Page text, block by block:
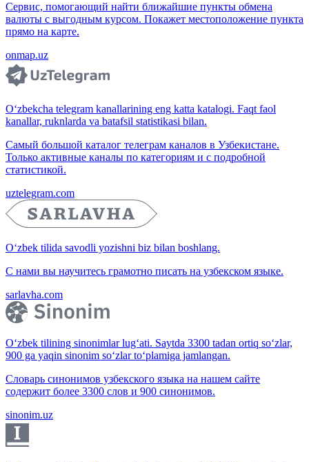
Сервис, помогающий найти ближайшие пункты обмена
валюты с выгодным курсом. Покажет местоположение пункта
прямо на карте.
onmap.uz
O‘zbekcha telegram kanallarining eng katta katalogi. Faqt faol
kanallar, ruknlarda va batafsil statistikasi bilan.
Самый большой каталог телеграм каналов в Узбекистане.
Только активные каналы по категориям и с подробной
статистикой.
uztelegram.com
O‘zbek tilida savodli yozishni biz bilan boshlang.
С нами вы научитесь грамотно писать на узбекском языке.
sarlavha.com
O‘zbek tilining sinonimlar lug‘ati. Saytda 3300 tadan ortiq so‘zlar,
900 ga yaqin sinonim so‘zlar to‘plamiga jamlangan.
Словарь синонимов узбекского языка на нашем сайте
содержит более 3300 слов и 900 синонимов.
sinonim.uz